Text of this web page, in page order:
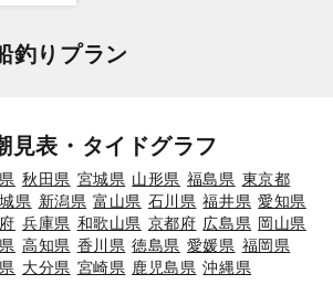
釣りプラン
見表・タイドグラフ
秋田県 宮城県 山形県 福島県 東京都
県 新潟県 富山県 石川県 福井県 愛知県
兵庫県 和歌山県 京都府 広島県 岡山県
高知県 香川県 徳島県 愛媛県 福岡県
大分県 宮崎県 鹿児島県 沖縄県